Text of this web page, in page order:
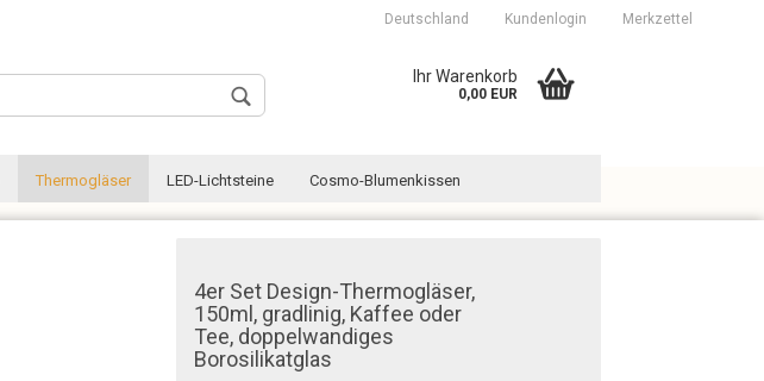
Deutschland
Wohnort
Kundenlogin
Konto erstellen
Merkzettel
Ihr Warenkorb
0,00 EUR
Thermogläser LED-Lichtsteine Cosmo-Blumenkissen
4er Set Design-Thermogläser,
150ml, gradlinig, Kaffee oder
Tee, doppelwandiges
Borosilikatglas